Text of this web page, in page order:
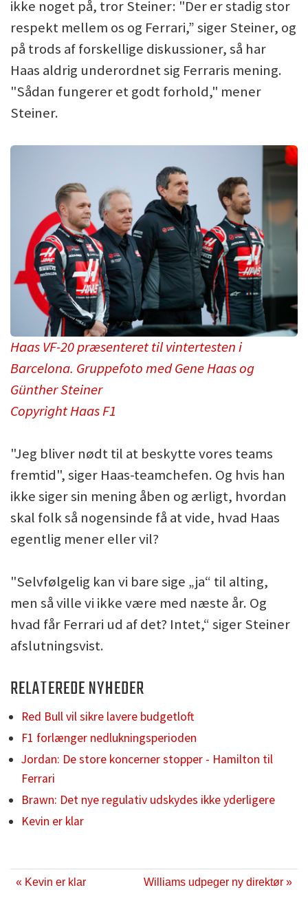
ikke noget på, tror Steiner: "Der er stadig stor
respekt mellem os og Ferrari,” siger Steiner, og
på trods af forskellige diskussioner, så har
Haas aldrig underordnet sig Ferraris mening.
"Sådan fungerer et godt forhold," mener
Steiner.
Haas VF-20 præsenteret til vintertesten i
Barcelona. Gruppefoto med Gene Haas og
Günther Steiner
Copyright Haas F1
"Jeg bliver nødt til at beskytte vores teams
fremtid", siger Haas-teamchefen. Og hvis han
ikke siger sin mening åben og ærligt, hvordan
skal folk så nogensinde få at vide, hvad Haas
egentlig mener eller vil?
"Selvfølgelig kan vi bare sige „ja“ til alting,
men så ville vi ikke være med næste år. Og
hvad får Ferrari ud af det? Intet,“ siger Steiner
afslutningsvist.
RELATEREDE NYHEDER
Red Bull vil sikre lavere budgetloft
F1 forlænger nedlukningsperioden
Jordan: De store koncerner stopper - Hamilton til
Ferrari
Brawn: Det nye regulativ udskydes ikke yderligere
Kevin er klar
« Kevin er klar Williams udpeger ny direktør »